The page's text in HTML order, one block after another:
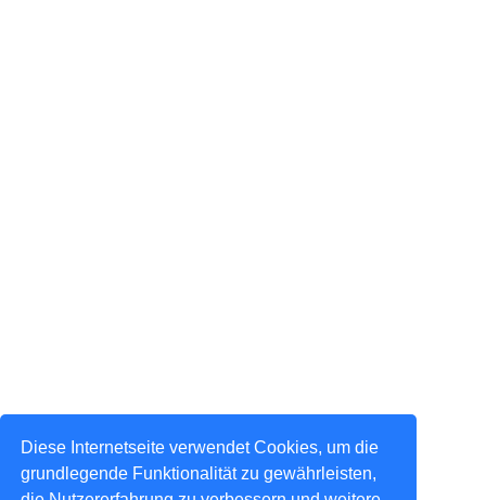
Diese Internetseite verwendet Cookies, um die
grundlegende Funktionalität zu gewährleisten,